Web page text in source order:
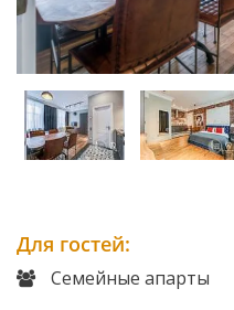
Для гостей:
Семейные апарты